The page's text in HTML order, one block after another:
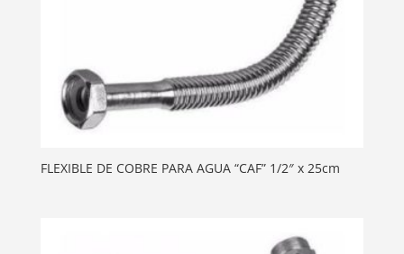
FLEXIBLE DE COBRE PARA AGUA “CAF” 1/2″ x 25cm